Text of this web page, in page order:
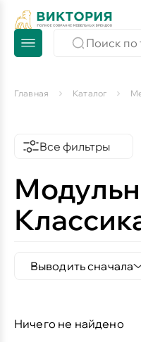
Главная Каталог
Все фильтры
Выводить сначала
Ничего не найдено